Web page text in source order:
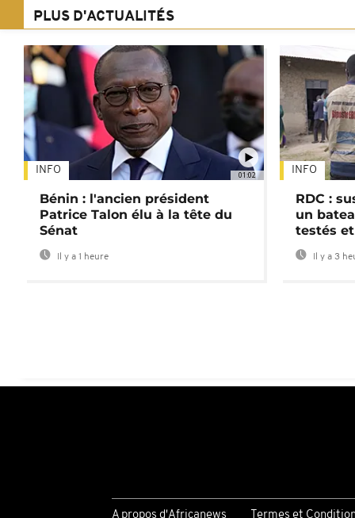
PLUS D'ACTUALITÉS
01:02
INFO
Bénin : l'ancien président
Patrice Talon élu à la tête du
Sénat
Il y a 1 heure
INFO
RDC :
un
testés
Il y a 3
A propos d'Africanews Termes et